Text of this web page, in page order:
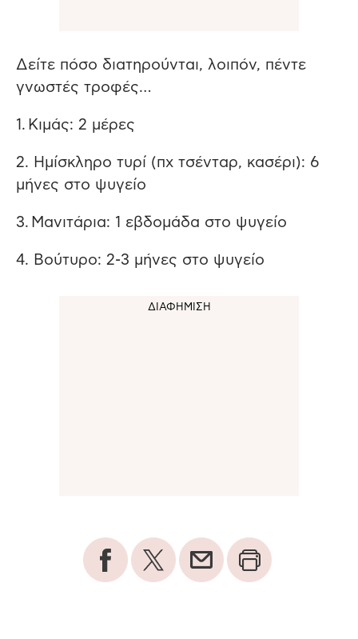
Δείτε πόσο διατηρούνται, λοιπόν, πέντε
γνωστές τροφές…
1. Κιμάς: 2 μέρες
2. Ημίσκληρο τυρί (πχ τσένταρ, κασέρι): 6
μήνες στο ψυγείο
3. Μανιτάρια: 1 εβδομάδα στο ψυγείο
4. Βούτυρο: 2-3 μήνες στο ψυγείο